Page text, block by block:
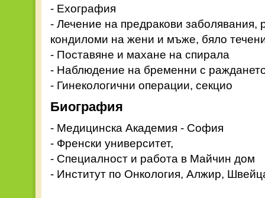
- Ехография
- Лечение на предракови заболявания,
кондиломи на жени и мъже, бяло
- Поставяне и махане на спирала
- Наблюдение на бременни с
- Гинекологични операции, секцио
Биография
- Медицинска Академия - София
- Френски университет,
- Специалност и работа в Майчин дом
- Институт по Онкология, Алжир,